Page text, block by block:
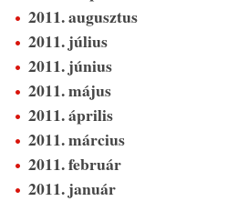
2011. augusztus
2011. július
2011. június
2011. május
2011. április
2011. március
2011. február
2011. január